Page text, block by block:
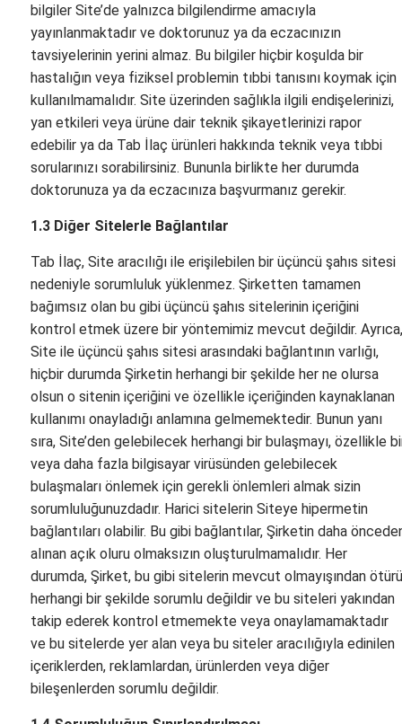
bilgiler Site’de yalnızca bilgilendirme amacıyla
yayınlanmaktadır ve doktorunuz ya da eczacınızın
tavsiyelerinin yerini almaz. Bu bilgiler hiçbir koşulda bir
hastalığın veya fiziksel problemin tıbbi tanısını koymak için
kullanılmamalıdır. Site üzerinden sağlıkla ilgili endişelerinizi,
yan etkileri veya ürüne dair teknik şikayetlerinizi rapor
edebilir ya da Tab İlaç ürünleri hakkında teknik veya tıbbi
sorularınızı sorabilirsiniz. Bununla birlikte her durumda
doktorunuza ya da eczacınıza başvurmanız gerekir.
1.3 Diğer Sitelerle Bağlantılar
Tab İlaç, Site aracılığı ile erişilebilen bir üçüncü şahıs sitesi
nedeniyle sorumluluk yüklenmez. Şirketten tamamen
bağımsız olan bu gibi üçüncü şahıs sitelerinin içeriğini
kontrol etmek üzere bir yöntemimiz mevcut değildir. Ayrıca,
Site ile üçüncü şahıs sitesi arasındaki bağlantının varlığı,
hiçbir durumda Şirketin herhangi bir şekilde her ne olursa
olsun o sitenin içeriğini ve özellikle içeriğinden kaynaklanan
kullanımı onayladığı anlamına gelmemektedir. Bunun yanı
sıra, Site’den gelebilecek herhangi bir bulaşmayı, özellikle
veya daha fazla bilgisayar virüsünden gelebilecek
bulaşmaları önlemek için gerekli önlemleri almak sizin
sorumluluğunuzdadır. Harici sitelerin Siteye hipermetin
bağlantıları olabilir. Bu gibi bağlantılar, Şirketin daha
alınan açık oluru olmaksızın oluşturulmamalıdır. Her
durumda, Şirket, bu gibi sitelerin mevcut olmayışından ötürü
herhangi bir şekilde sorumlu değildir ve bu siteleri yakından
takip ederek kontrol etmemekte veya onaylamamaktadır
ve bu sitelerde yer alan veya bu siteler aracılığıyla edinilen
içeriklerden, reklamlardan, ürünlerden veya diğer
bileşenlerden sorumlu değildir.